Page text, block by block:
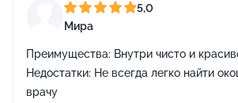
5,0
Мира
Преимущества: Внутри чисто и
Недостатки: Не всегда легко найти
врачу